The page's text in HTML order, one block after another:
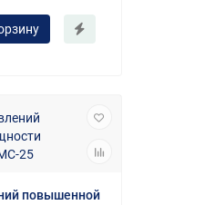
повышенной